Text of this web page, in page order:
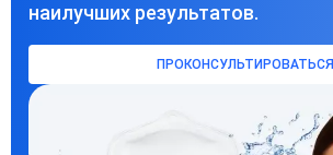
наилучших результатов.
ПРОКОНСУЛЬТИРОВАТЬСЯ